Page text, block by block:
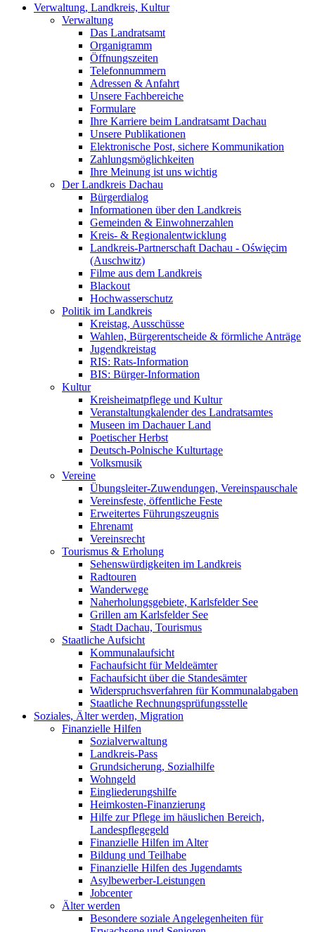
Verwaltung, Landkreis, Kultur
Verwaltung
Das Landratsamt
Organigramm
Öffnungszeiten
Telefonnummern
Adressen & Anfahrt
Unsere Fachbereiche
Formulare
Ihre Karriere beim Landratsamt Dachau
Unsere Publikationen
Elektronische Post, sichere Kommunikation
Zahlungsmöglichkeiten
Ihre Meinung ist uns wichtig
Der Landkreis Dachau
Bürgerdialog
Informationen über den Landkreis
Gemeinden & Einwohnerzahlen
Kreis- & Regionalentwicklung
Landkreis-Partnerschaft Dachau - Oświęcim
(Auschwitz)
Filme aus dem Landkreis
Blackout
Hochwasserschutz
Politik im Landkreis
Kreistag, Ausschüsse
Wahlen, Bürgerentscheide & förmliche Anträge
Jugendkreistag
RIS: Rats-Information
BIS: Bürger-Information
Kultur
Kreisheimatpflege und Kultur
Veranstaltungkalender des Landratsamtes
Museen im Dachauer Land
Poetischer Herbst
Deutsch-Polnische Kulturtage
Volksmusik
Vereine
Übungsleiter-Zuwendungen, Vereinspauschale
Vereinsfeste, öffentliche Feste
Erweitertes Führungszeugnis
Ehrenamt
Vereinsrecht
Tourismus & Erholung
Sehenswürdigkeiten im Landkreis
Radtouren
Wanderwege
Naherholungsgebiete, Karlsfelder See
Grillen am Karlsfelder See
Stadt Dachau, Tourismus
Staatliche Aufsicht
Kommunalaufsicht
Fachaufsicht für Meldeämter
Fachaufsicht über die Standesämter
Widerspruchsverfahren für Kommunalabgaben
Staatliche Rechnungsprüfungsstelle
Soziales, Älter werden, Migration
Finanzielle Hilfen
Sozialverwaltung
Landkreis-Pass
Grundsicherung, Sozialhilfe
Wohngeld
Eingliederungshilfe
Heimkosten-Finanzierung
Hilfe zur Pflege im häuslichen Bereich,
Landespflegegeld
Finanzielle Hilfen im Alter
Bildung und Teilhabe
Finanzielle Hilfen des Jugendamts
Asylbewerber-Leistungen
Jobcenter
Älter werden
Besondere soziale Angelegenheiten für